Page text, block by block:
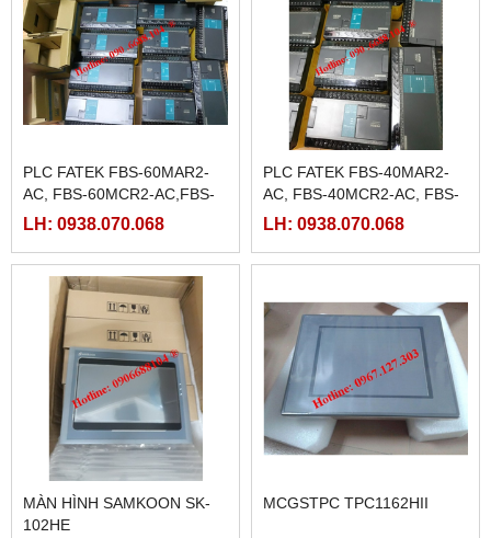
PLC FATEK FBS-60MAR2-
AC, FBS-60MCR2-AC,FBS-
60MAT2-AC, FBS-60MCT2-
LH: 0938.070.068
PLC FATEK FBS-40MAR2-
AC, FBS-40MCR2-AC, FBS-
40MCRT-AC, FBS-40MART-
LH: 0938.070.068
MÀN HÌNH SAMKOON SK-
102HE
MCGSTPC TPC1162HII